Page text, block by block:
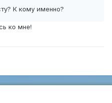
К кому именно?
ко мне!